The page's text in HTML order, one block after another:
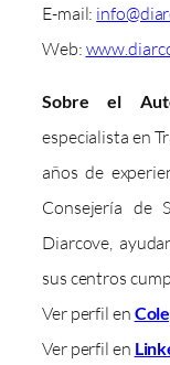
E-mail:
Web:
Sobre el
especialista en
años de
Consejería de
Diarcove,
sus centros
Ver perfil en
Ver perfil en